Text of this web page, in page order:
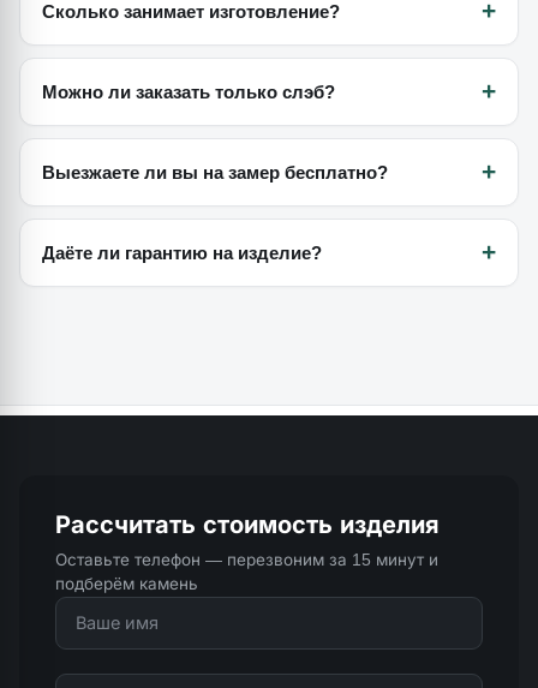
Сколько занимает изготовление?
Можно ли заказать только слэб?
Выезжаете ли вы на замер бесплатно?
Даёте ли гарантию на изделие?
Рассчитать стоимость изделия
Оставьте телефон — перезвоним за 15 минут и
подберём камень